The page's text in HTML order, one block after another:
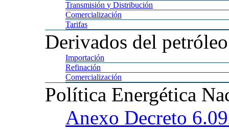
Transmisión y Distribución
Comercialización
Tarifas
Derivados del petróleo
Importación
Refinación
Comercialización
Política Energética
Anexo Decreto